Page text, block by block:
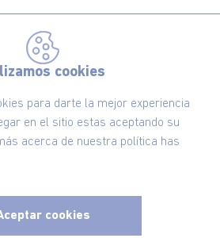
cookies
para darte la mejor experiencia
en el sitio estas aceptando su
acerca de nuestra política has
cookies